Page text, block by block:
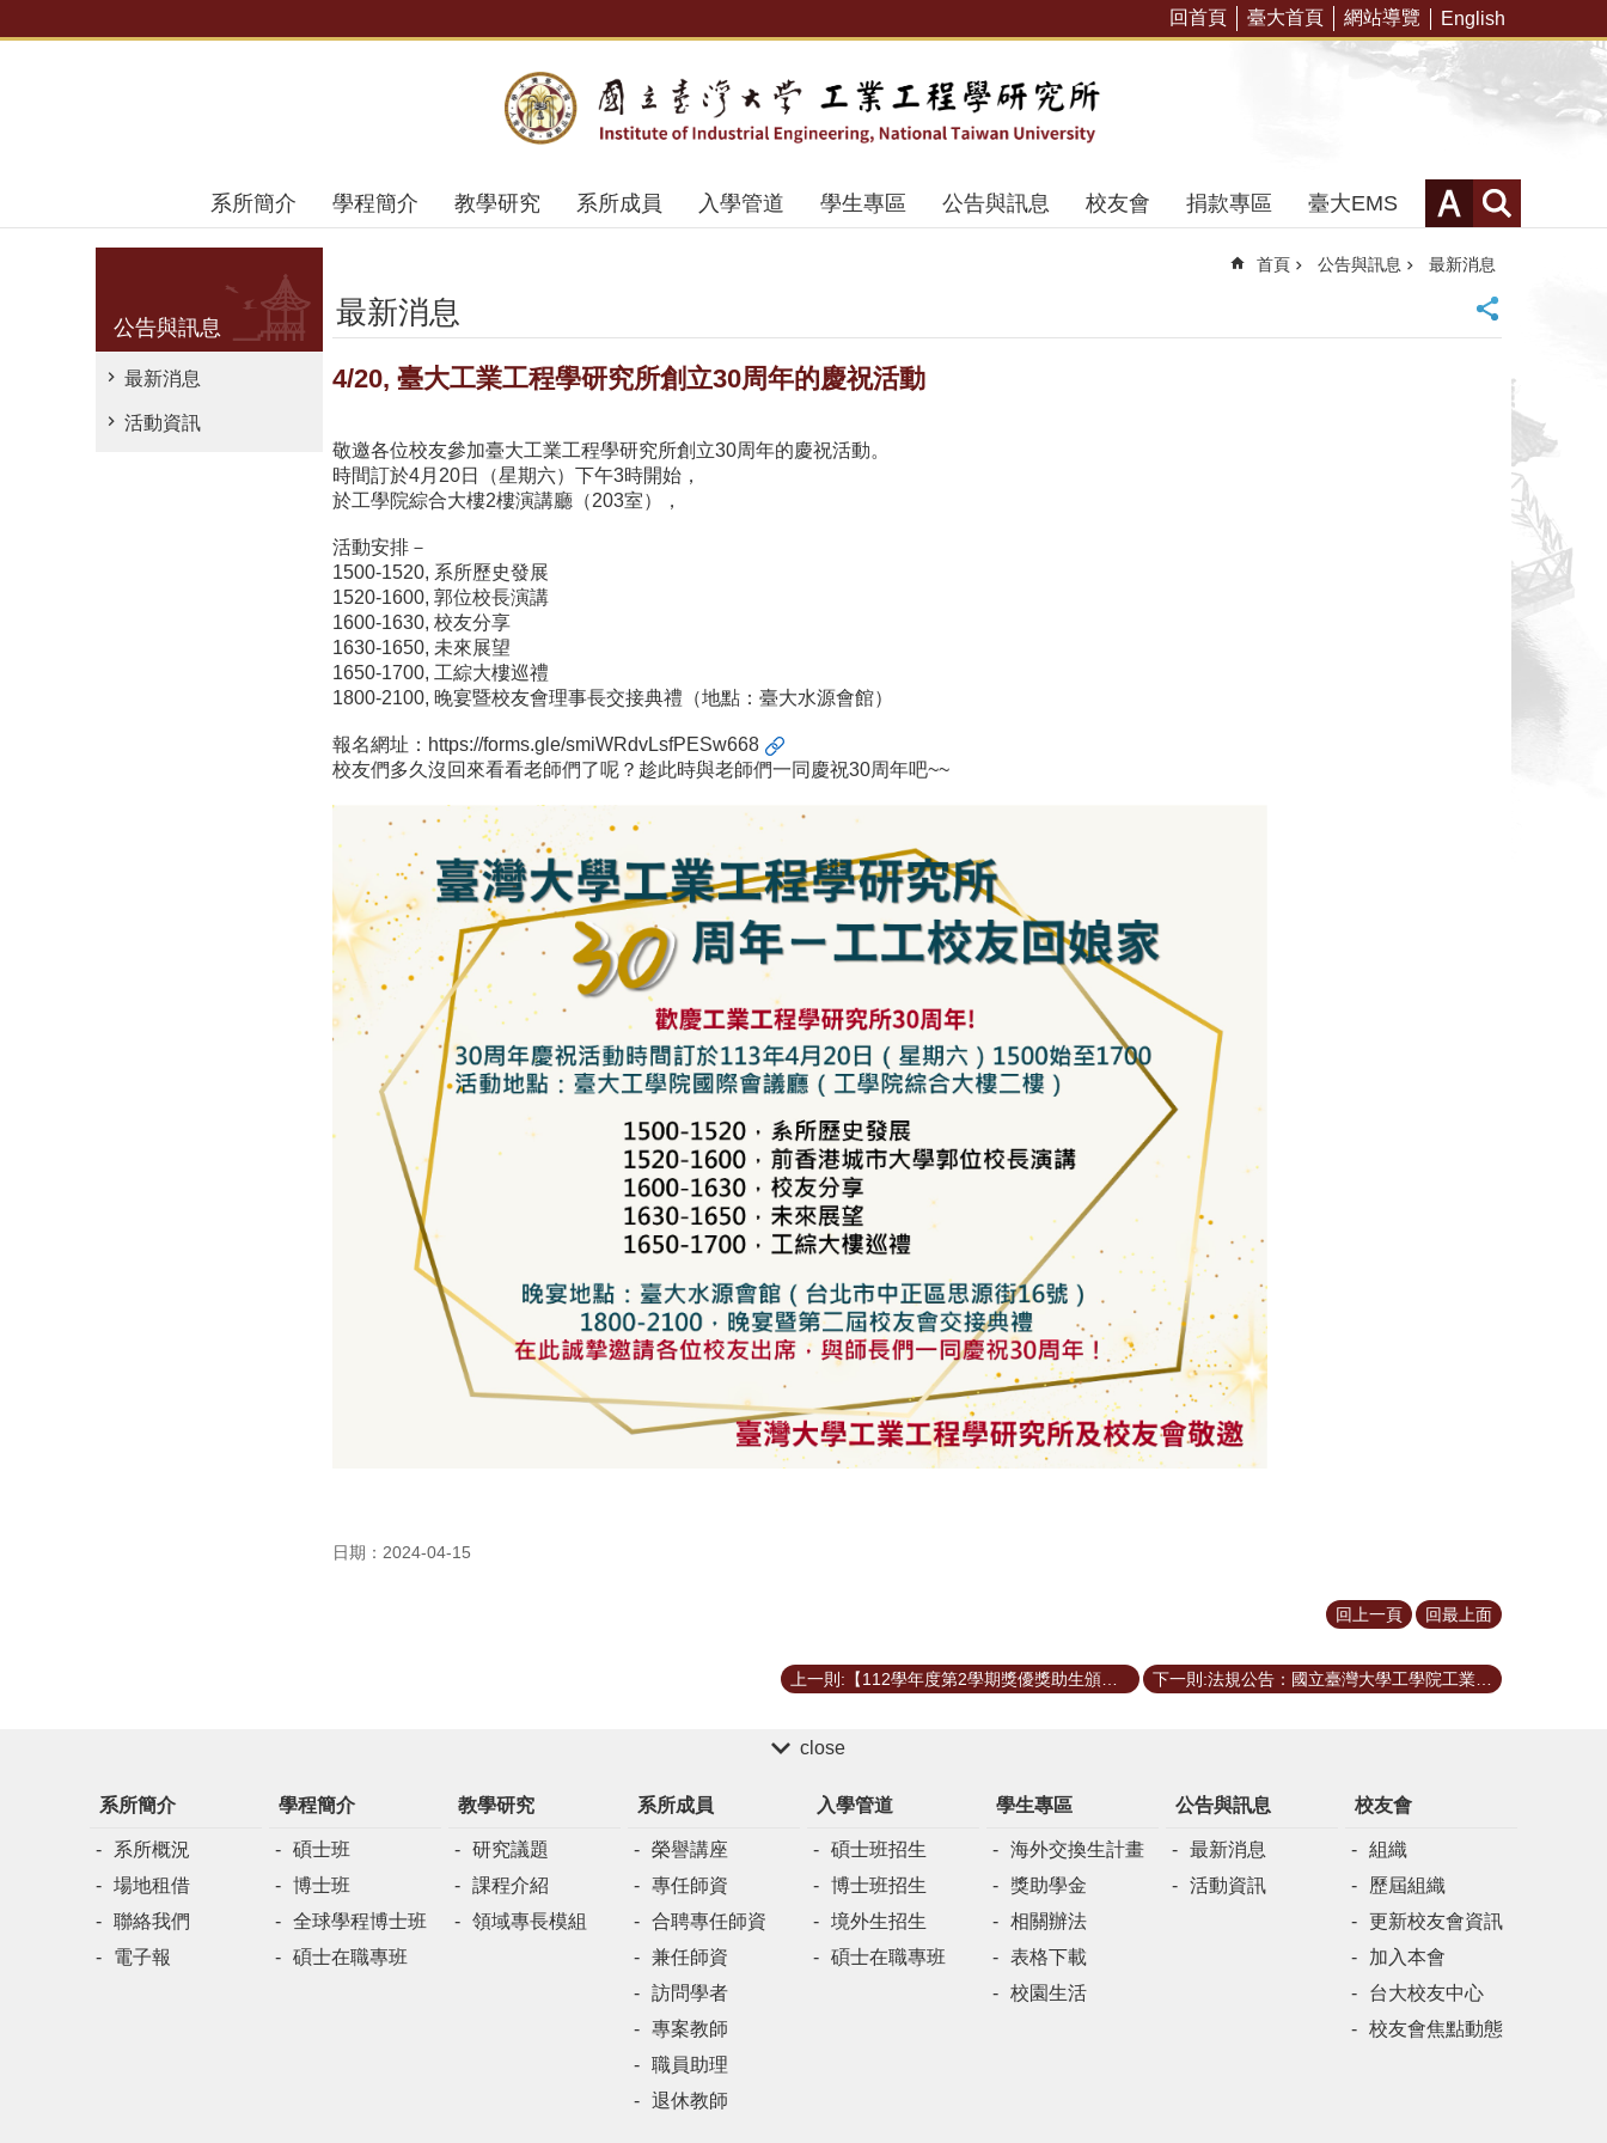
回首頁 臺大首頁 網站導覽 English
系所簡介 學程簡介 教學研究 系所成員 入學管道 學生專區 公告與訊息 校友會 捐款專區 臺大EMS
公告與訊息
最新消息
活動資訊
首頁 公告與訊息 最新消息
最新消息
4/20, 臺大工業工程學研究所創立30周年的慶祝活動
敬邀各位校友參加臺大工業工程學研究所創立30周年的慶祝活動。
時間訂於4月20日（星期六）下午3時開始，
於工學院綜合大樓2樓演講廳（203室），
活動安排－
1500-1520, 系所歷史發展
1520-1600, 郭位校長演講
1600-1630, 校友分享
1630-1650, 未來展望
1650-1700, 工綜大樓巡禮
1800-2100, 晚宴暨校友會理事長交接典禮（地點：臺大水源會館）
報名網址： https://forms.gle/smiWRdvLsfPESw668
校友們多久沒回來看看老師們了呢？趁此時與老師們一同慶祝30周年吧~~
日期：2024-04-15
回上一頁 回最上面
close
系所簡介
系所概況
場地租借
聯絡我們
電子報
學程簡介
碩士班
博士班
全球學程博士班
碩士在職專班
教學研究
研究議題
課程介紹
領域專長模組
系所成員
榮譽講座
專任師資
合聘專任師資
兼任師資
訪問學者
專案教師
職員助理
退休教師
入學管道
碩士班招生
博士班招生
境外生招生
碩士在職專班
學生專區
海外交換生計畫
獎助學金
相關辦法
表格下載
校園生活
公告與訊息
最新消息
活動資訊
校友會
組織
歷屆組織
更新校友會資訊
加入本會
台大校友中心
校友會焦點動態